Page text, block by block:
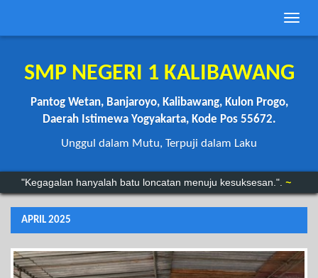
Toggle
SMP NEGERI 1 KALIBAWANG
Pantog Wetan, Banjaroyo, Kalibawang, Kulon Progo,
Daerah Istimewa Yogyakarta, Kode Pos 55672.
Unggul dalam Mutu, Terpuji dalam Laku
"Kegagalan hanyalah batu loncatan menuju kesuksesan.".
“Anda mungkin bisa menunda, tapi waktu tidak akan
APRIL 2025